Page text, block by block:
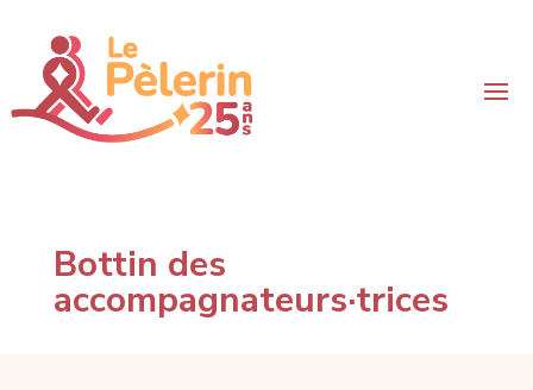
Bottin des
accompagnateurs·trices